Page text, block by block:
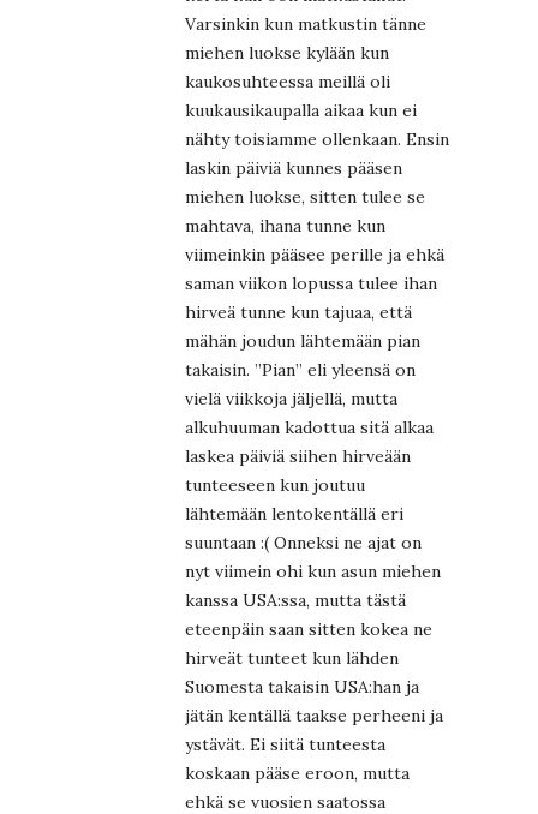
Varsinkin kun matkustin tänne
miehen luokse kylään kun
kaukosuhteessa meillä oli
kuukausikaupalla aikaa kun ei
nähty toisiamme ollenkaan. Ensin
laskin päiviä kunnes pääsen
miehen luokse, sitten tulee se
mahtava, ihana tunne kun
viimeinkin pääsee perille ja ehkä
saman viikon lopussa tulee ihan
hirveä tunne kun tajuaa, että
mähän joudun lähtemään pian
takaisin. ”Pian” eli yleensä on
vielä viikkoja jäljellä, mutta
alkuhuuman kadottua sitä alkaa
laskea päiviä siihen hirveään
tunteeseen kun joutuu
lähtemään lentokentällä eri
suuntaan :( Onneksi ne ajat on
nyt viimein ohi kun asun miehen
kanssa USA:ssa, mutta tästä
eteenpäin saan sitten kokea ne
hirveät tunteet kun lähden
Suomesta takaisin USA:han ja
jätän kentällä taakse perheeni ja
ystävät. Ei siitä tunteesta
koskaan pääse eroon, mutta
ehkä se vuosien saatossa